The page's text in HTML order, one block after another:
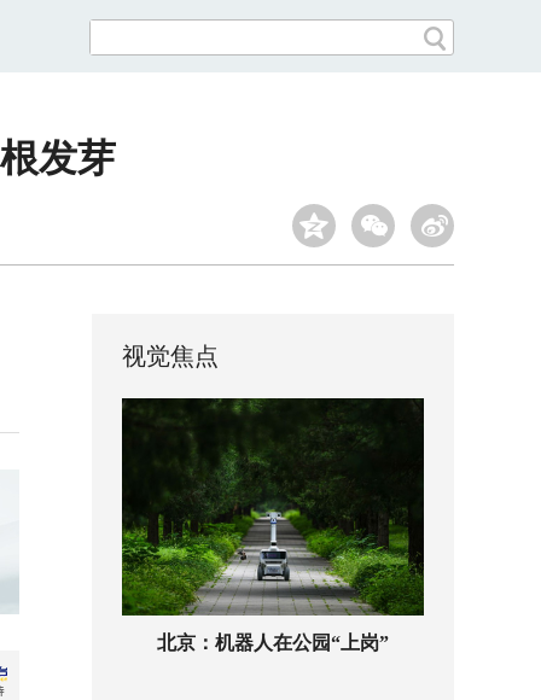
发芽
视觉焦点
北京：机器人在公园“上岗”